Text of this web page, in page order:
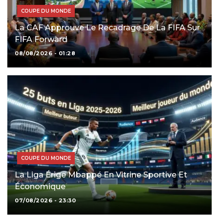
COUPE DU MONDE
La CAF Approuve Le Recadrage De La FIFA Sur
FIFA Forward
08/08/2026 - 01:28
COUPE DU MONDE
La Liga Érige Mbappé En Vitrine Sportive Et
Économique
07/08/2026 - 23:30